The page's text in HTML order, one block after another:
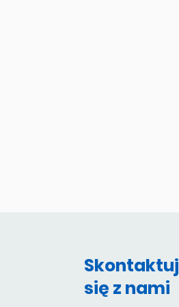
Skontaktuj
się z nami